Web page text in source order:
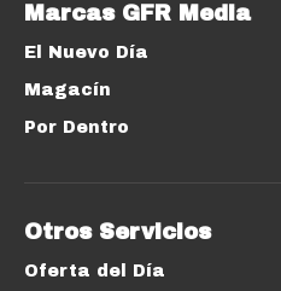
Marcas GFR Media
El Nuevo Día
Magacín
Por Dentro
Otros Servicios
Oferta del Día